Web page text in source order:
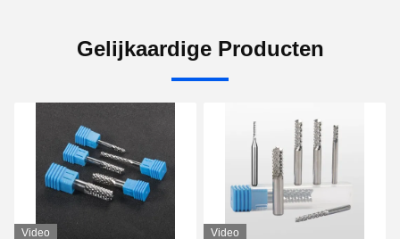
Gelijkaardige Producten
Video Video